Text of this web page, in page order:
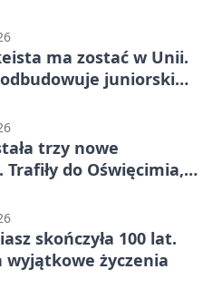
ma zostać w Unii.
juniorski
trzy nowe
Trafiły do Oświęcimia,
skończyła 100 lat.
wyjątkowe życzenia